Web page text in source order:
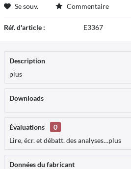
Se souv. Commentaire
Réf. d'article : E3367
Description
plus
Downloads
Évaluations
0
Lire, écr. et débatt. des analyses…plus
Données du fabricant